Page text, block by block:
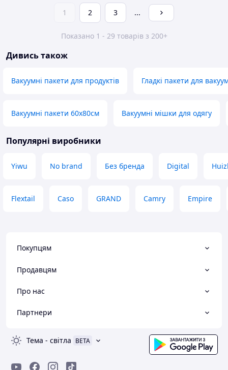
1 2 3 ...
Показано 1 - 29 товарів з 200+
Дивись також
Вакуумні пакети для продуктів Гладкі пакети для
Вакуумні пакети 60х80см Вакуумні мішки для одягу
Популярні виробники
Yiwu No brand Без бренда Digital
Flextail Caso GRAND Camry Empire
Покупцям
Продавцям
Про нас
Партнери
Тема - світла BETA